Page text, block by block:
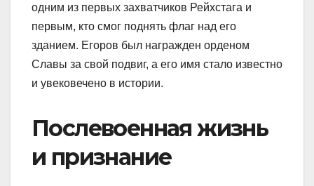
одним из первых захватчиков Рейхстага и
первым, кто смог поднять флаг над его
зданием. Егоров был награжден орденом
Славы за свой подвиг, а его имя стало известно
и увековечено в истории.
Послевоенная жизнь
и признание